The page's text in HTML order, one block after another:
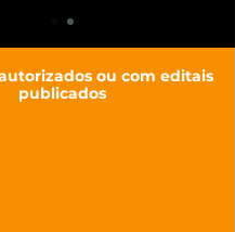
ou com editais
publicados